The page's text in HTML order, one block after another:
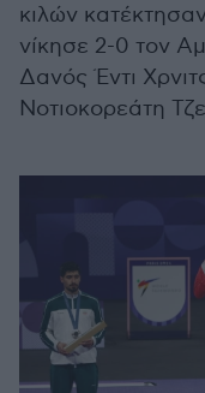
κιλών
νίκησε 2-0 τον
Δανός Έντι
Νοτιοκορεάτη